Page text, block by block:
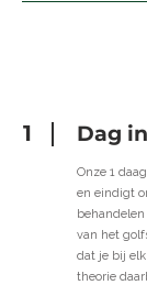
1 Dag
Onze 1
en eindigt
van het
dat je bij
theorie